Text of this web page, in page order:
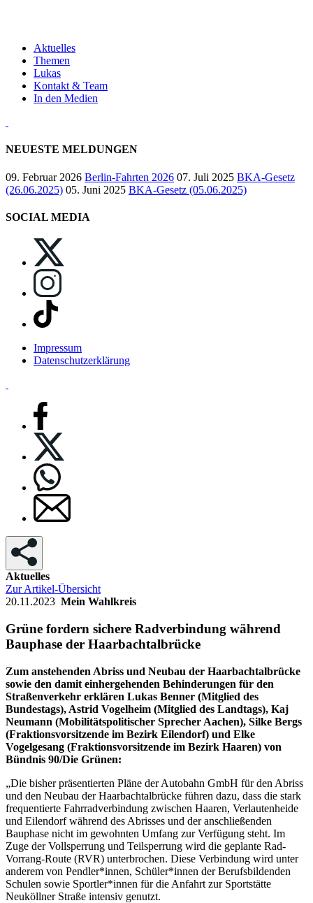
Aktuelles
Themen
Lukas
Kontakt & Team
In den Medien
NEUESTE MELDUNGEN
09. Februar 2026 Berlin-Fahrten 2026 07. Juli 2025 BKA-Gesetz
(26.06.2025) 05. Juni 2025 BKA-Gesetz (05.06.2025)
SOCIAL MEDIA
Impressum
Datenschutzerklärung
Aktuelles
Zur Artikel-Übersicht
20.11.2023 Mein Wahlkreis
Grüne fordern sichere Radverbindung während
Bauphase der Haarbachtalbrücke
Zum anstehenden Abriss und Neubau der Haarbachtalbrücke
sowie den damit einhergehenden Behinderungen für den
Straßenverkehr erklären Lukas Benner (Mitglied des
Bundestags), Astrid Vogelheim (Mitglied des Landtags), Kaj
Neumann (Mobilitätspolitischer Sprecher Aachen), Silke Bergs
(Fraktionsvorsitzende im Bezirk Eilendorf) und Elke
Vogelgesang (Fraktionsvorsitzende im Bezirk Haaren) von
Bündnis 90/Die Grünen:
„Die bisher präsentierten Pläne der Autobahn GmbH für den Abriss
und den Neubau der Haarbachtalbrücke führen dazu, dass die stark
frequentierte Fahrradverbindung zwischen Haaren, Verlautenheide
und Eilendorf während des Abrisses und der anschließenden
Bauphase nicht im gewohnten Umfang zur Verfügung steht. Im
Zuge der Vollsperrung und Teilsperrung wird die geplante Rad-
Vorrang-Route (RVR) unterbrochen. Diese Verbindung wird unter
anderem von Pendler*innen, Schüler*innen der Berufsbildenden
Schulen sowie Sportler*innen für die Anfahrt zur Sportstätte
Neuköllner Straße intensiv genutzt.